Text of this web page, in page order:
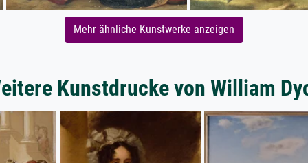
Mehr ähnliche Kunstwerke anzeigen
Kunstdrucke von William